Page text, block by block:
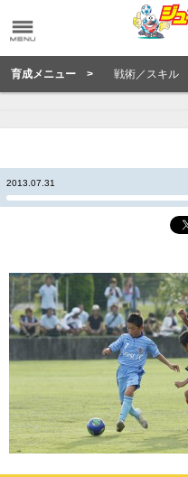
育成メニュー > 戦術／スキル
2013.07.31